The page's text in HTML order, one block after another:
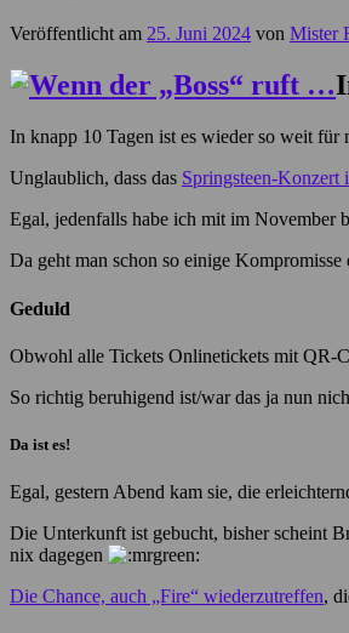
Veröffentlicht am 25. Juni 2024 von Mister
In knapp 10 Tagen ist es wieder so weit für
Unglaublich, dass das Springsteen-Konzert
Egal, jedenfalls habe ich mit im November
Da geht man schon so einige
Geduld
Obwohl alle Tickets Onlinetickets mit QR-
So richtig beruhigend ist/war das ja nun
Da ist es!
Egal, gestern Abend kam sie, die
Die Unterkunft ist gebucht, bisher scheint
nix dagegen
Die Chance, auch „Fire“ wiederzutreffen,